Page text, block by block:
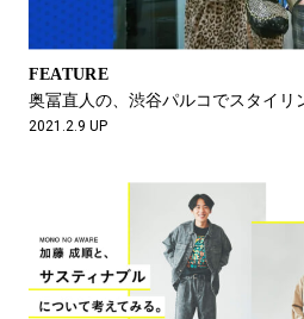
FEATURE
奥冨直人の、渋谷パルコでスタイリ
2021.2.9 UP